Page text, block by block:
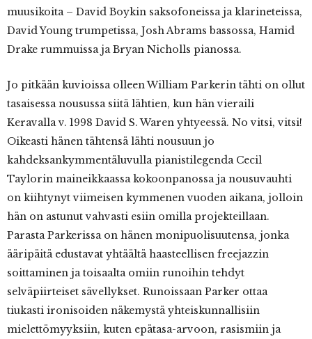
muusikoita – David Boykin saksofoneissa ja klarineteissa,
David Young trumpetissa, Josh Abrams bassossa, Hamid
Drake rummuissa ja Bryan Nicholls pianossa.
Jo pitkään kuvioissa olleen William Parkerin tähti on ollut
tasaisessa nousussa siitä lähtien, kun hän vieraili
Keravalla v. 1998 David S. Waren yhtyeessä. No vitsi, vitsi!
Oikeasti hänen tähtensä lähti nousuun jo
kahdeksankymmentäluvulla pianistilegenda Cecil
Taylorin maineikkaassa kokoonpanossa ja nousuvauhti
on kiihtynyt viimeisen kymmenen vuoden aikana, jolloin
hän on astunut vahvasti esiin omilla projekteillaan.
Parasta Parkerissa on hänen monipuolisuutensa, jonka
ääripäitä edustavat yhtäältä haasteellisen freejazzin
soittaminen ja toisaalta omiin runoihin tehdyt
selväpiirteiset sävellykset. Runoissaan Parker ottaa
tiukasti ironisoiden näkemystä yhteiskunnallisiin
mielettömyyksiin, kuten epätasa-arvoon, rasismiin ja